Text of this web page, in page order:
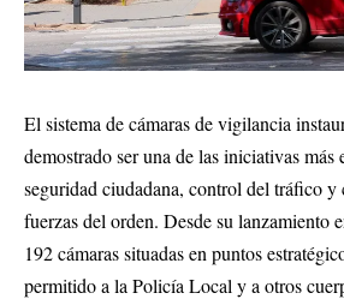
El sistema de cámaras de vigilancia
demostrado ser una de las iniciativas más
seguridad ciudadana, control del tráfico y
fuerzas del orden. Desde su lanzamiento
192 cámaras situadas en puntos
permitido a la Policía Local y a otros